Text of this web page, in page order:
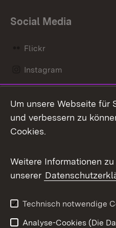
Social Media
Flickr
Instagram
Mastodon
Messenger
Social Wall
X / Twitter
Youtube
Um unsere Webseite für
und verbessern zu
Cookies.
Weitere Informationen
unserer
Technisch notwendige
Analyse-Cookies (Die